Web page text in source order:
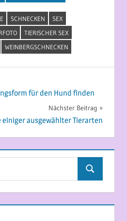
SCHNECKEN
SEX
TIERISCHER SEX
WEINBERGSCHNECKEN
für den Hund finden
Nächster Beitrag
einiger ausgewählter Tierarten
Suchen